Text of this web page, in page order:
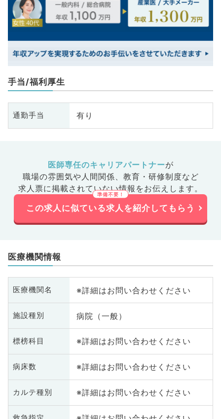
手当/福利厚生
通勤手当 有り
医師専任のキャリアパートナーが
職場の雰囲気や人間関係、 教育・研修制度など
求人票に掲載されていない情報をお伝えします。
この求人に似ている求人を紹介してもらう
医療機関情報
医療機関名 ※詳細はお問い合わせください
施設種別 病院（一般）
標榜科目 ※詳細はお問い合わせください
病床数 ※詳細はお問い合わせください
カルテ種別 ※詳細はお問い合わせください